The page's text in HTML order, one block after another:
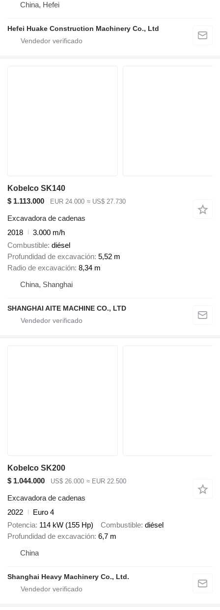
China, Hefei
Hefei Huake Construction Machinery Co., Ltd
Kobelco SK140
$ 1.113.000
EUR 24.000 ≈ US$ 27.730
Excavadora de cadenas
2018
3.000 m/h
Combustible diésel
Profundidad de excavación 5,52 m
Radio de excavación 8,34 m
China, Shanghai
SHANGHAI AITE MACHINE CO., LTD
Kobelco SK200
$ 1.044.000
US$ 26.000 ≈ EUR 22.500
Excavadora de cadenas
2022
Euro 4
Potencia 114 kW (155 Hp) Combustible diésel
Profundidad de excavación 6,7 m
China
Shanghai Heavy Machinery Co., Ltd.